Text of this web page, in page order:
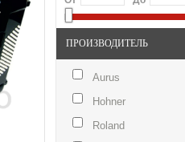
ПРОИЗВОДИТЕЛЬ
Aurus
Hohner
Roland